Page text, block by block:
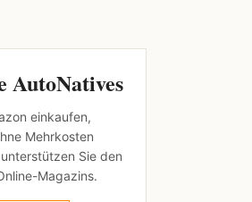
AutoNatives
einkaufen,
Mehrkosten
Sie den
Magazins.